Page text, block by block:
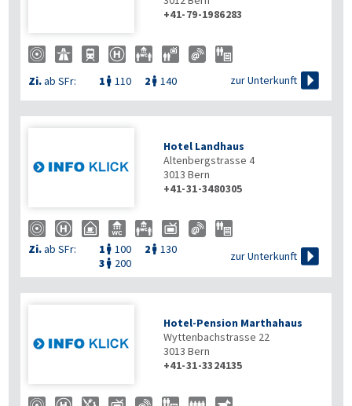
+41-79-1986283
Zi.ab SFr: 1  110 2  140 zur Unterkunft 
Hotel Landhaus
Altenbergstrasse 4
3013 Bern
+41-31-3480305
Zi.ab SFr: 1  100 2  130
3  200
zur Unterkunft 
Hotel-Pension Marthahaus
Wyttenbachstrasse 22
3013 Bern
+41-31-3324135